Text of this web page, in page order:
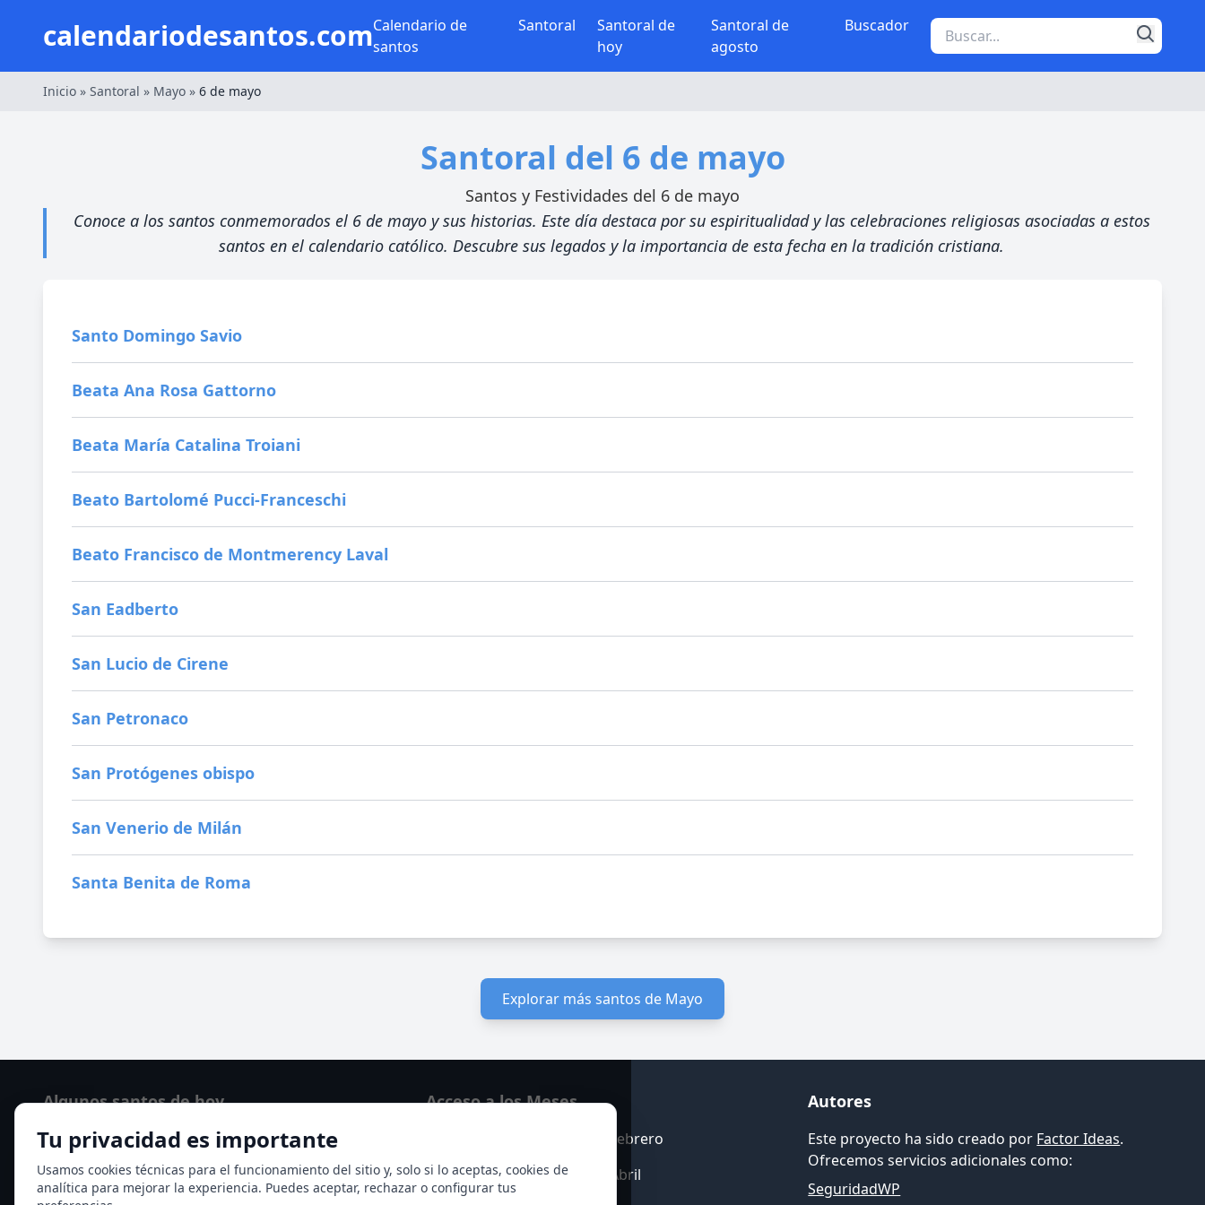
calendariodesantos.comCalendario de
santos
Santoral
Santoral de
hoy
Santoral de
agosto
Buscador
Inicio » Santoral » Mayo » 6 de mayo
Santoral del 6 de mayo
Santos y Festividades del 6 de mayo
Conoce a los santos conmemorados el 6 de mayo y sus historias. Este día destaca por su espiritualidad y las celebraciones religiosas asociadas a estos
santos en el calendario católico. Descubre sus legados y la importancia de esta fecha en la tradición cristiana.
Santo Domingo Savio
Beata Ana Rosa Gattorno
Beata María Catalina Troiani
Beato Bartolomé Pucci-Franceschi
Beato Francisco de Montmerency Laval
San Eadberto
San Lucio de Cirene
San Petronaco
San Protógenes obispo
San Venerio de Milán
Santa Benita de Roma
Explorar más santos de Mayo
Tu privacidad es importante
Usamos cookies técnicas para el funcionamiento del sitio y, solo si lo aceptas, cookies de
analítica para mejorar la experiencia. Puedes aceptar, rechazar o configurar tus
Algunos santos de hoy
San Cayetano de Thiene
San Sixto II papa
Ver todos los santos de hoy
Acceso a los Meses
Febrero
Marzo
Abril
Autores
Este proyecto ha sido creado por Factor Ideas.
Ofrecemos servicios adicionales como:
SeguridadWP